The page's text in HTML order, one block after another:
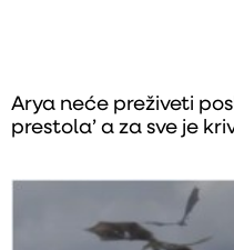
Arya neće preživeti
prestola’ a za sve je